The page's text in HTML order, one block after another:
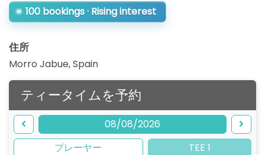
100 bookings · Rising interest
住所
Morro Jabue,Spain
ティータイムを予約
08/08/2026
プレーヤー
TEE 1